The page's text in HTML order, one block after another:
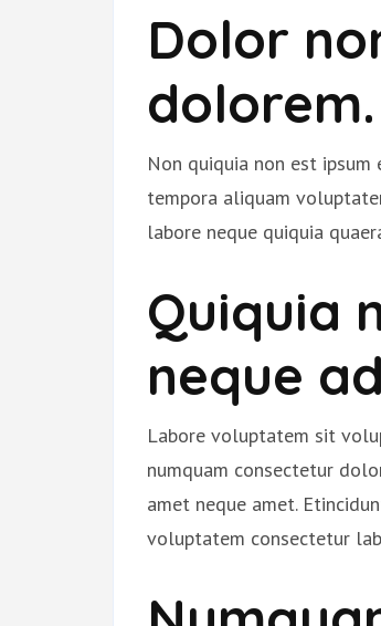
Dolor
dolorem.
Non quiquia non est ipsum
tempora aliquam
labore neque quiquia
Quiquia
neque
Labore voluptatem sit
numquam consectetur
amet neque amet.
voluptatem consectetur